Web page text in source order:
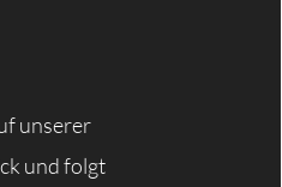
unserer
und folgt